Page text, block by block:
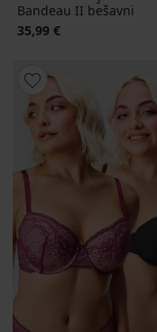
Bandeau II bešavni
35,99 €